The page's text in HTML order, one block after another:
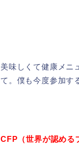
美味しくて健康メニ
て。僕も今度参加す
CFP（世界が認める